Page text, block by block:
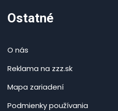
Ostatné
O nás
Reklama na zzz.sk
Mapa zariadení
Podmienky používania